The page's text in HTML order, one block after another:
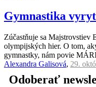
Gymnastika
Zúčastňuje sa Majstrovstiev
olympijských hier. O tom,
gymnastky, nám povie
Alexandra Galisová, 29.
Odoberať